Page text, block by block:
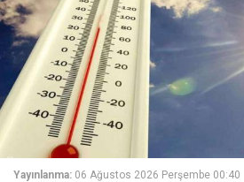
Yayınlanma: 06 Ağustos 2026 Perşembe 00:40